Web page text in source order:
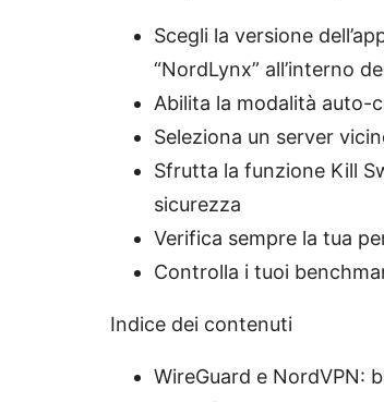
Scegli la versione
“NordLynx” all’interno
Abilita la modalità auto-
Seleziona un server
Sfrutta la funzione Kill
sicurezza
Verifica sempre la tua
Controlla i tuoi
Indice dei contenuti
WireGuard e NordVPN: